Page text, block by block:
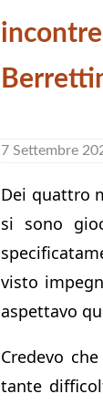
7 Settembre
Dei quattro
si sono
visto
aspettavo
Credevo
tante